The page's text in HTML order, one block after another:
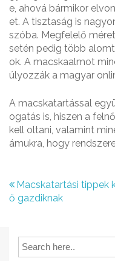
e, ahová bármikor
et. A tisztaság is
szóba. Megfelelő
setén pedig több
ok. A macskaalmot
úlyozzák a magyar
A macskatartással
ogatás is, hiszen a
kell oltani, valamint
ámukra, hogy
B
e
Macskatartási tippek
ő gazdiknak